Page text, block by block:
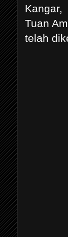
Kangar,
Tuan
telah